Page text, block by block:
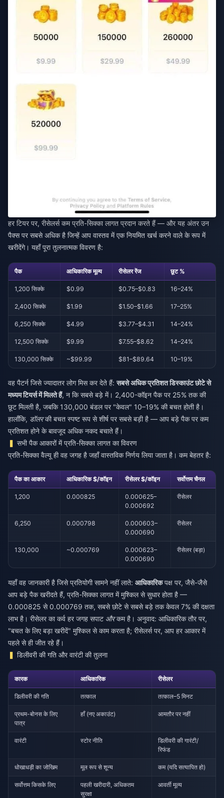
हर टियर पर, रीसेलर्स कम प्रति-सिक्का लागत प्रदान करते हैं — और यह अंतर उन
पैक्स पर सबसे अधिक है जिन्हें आप वास्तव में एक नियमित खर्च करने वाले के रूप में
खरीदेंगे। यहाँ पूरा तुलनात्मक विवरण है:
पैक आधिकारिक मूल्य रीसेलर रेंज छूट %
1,200 सिक्के $0.99 $0.75–$0.83 16–24%
2,400 सिक्के $1.99 $1.50–$1.66 17–25%
6,250 सिक्के $4.99 $3.77–$4.31 14–24%
12,500 सिक्के $9.99 $7.55–$8.62 14–24%
130,000 सिक्के ~$99.99 $81–$89.64 10–19%
वह पैटर्न जिसे ज्यादातर लोग मिस कर देते हैं:सबसे अधिक प्रतिशत डिस्काउंट छोटे से
मध्यम टियर्स में मिलते हैं, न कि सबसे बड़े में। 2,400-कॉइन पैक पर 25% तक की
छूट मिलती है, जबकि 130,000 बंडल पर "केवल" 10–19% की बचत होती है।
हालाँकि, डॉलरकी बचत स्पष्ट रूप से शीर्ष पर सबसे बड़ी है — आप बड़े पैक पर कम
प्रतिशत होने के बावजूद अधिक नकद बचाते हैं।
सभी पैक आकारों में प्रति-सिक्का लागत का विवरण
प्रति-सिक्का वैल्यू ही वह जगह है जहाँ वास्तविक निर्णय लिया जाता है। कम बेहतर है:
पैक का आकार आधिकारिक $/कॉइन रीसेलर $/कॉइन सर्वोत्तम चैनल
1,200 0.000825
0.000625–
0.000692
रीसेलर
6,250 0.000798
0.000603–
0.000690
रीसेलर
130,000 ~0.000769
0.000623–
0.000690
रीसेलर (बड़ा)
यहाँ वह जानकारी है जिसे प्रतियोगी सामने नहीं लाते: आधिकारिकपक्ष पर, जैसे-जैसे
आप बड़े पैक खरीदते हैं, प्रति-सिक्का लागत में मुश्किल से सुधार होता है —
0.000825 से 0.000769 तक, सबसे छोटे से सबसे बड़े तक केवल 7% की दक्षता
लाभ है। रीसेलर का कर्व हर जगह सपाट औरकम है। अनुवाद: आधिकारिक तौर पर,
"बचत के लिए बड़ा खरीदें" मुश्किल से काम करता है; रीसेलर्स पर, आप हर आकार में
पहले से ही जीत रहे हैं।
डिलीवरी की गति और वारंटी की तुलना
कारक आधिकारिक रीसेलर
डिलीवरी की गति तत्काल तत्काल–5 मिनट
प्रथम-बोनस के लिए
पात्र
हाँ (नए अकाउंट) आमतौर पर नहीं
वारंटी स्टोर नीति
डिलीवरी की गारंटी/
रिफंड
धोखाधड़ी का जोखिम मूल रूप से शून्य कम (यदि सत्यापित हो)
सर्वोत्तम किसके लिए
पहली खरीदारी, अधिकतम
सुरक्षा
आवर्ती मूल्य